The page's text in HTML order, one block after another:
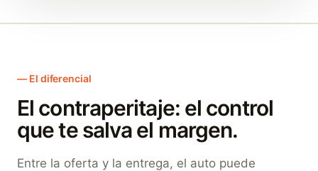
El diferencial
El contraperitaje: el control
que te salva el margen.
Entre la oferta y la entrega, el auto puede